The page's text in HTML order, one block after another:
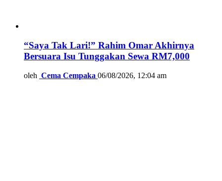
“Saya Tak Lari!” Rahim Omar Akhirnya
Bersuara Isu Tunggakan Sewa RM7,000
oleh Cema Cempaka 06/08/2026, 12:04 am